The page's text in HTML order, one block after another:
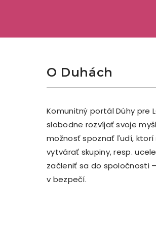
O Duhách
Komunitný portál Dúhy pre
slobodne rozvíjať svoje
možnosť spoznať ľudí, ktorí
vytvárať skupiny, resp.
začleniť sa do spoločnosti
v bezpečí.